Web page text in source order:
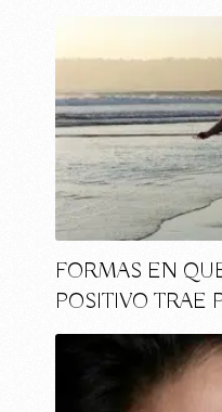
FORMAS EN
POSITIVO TRAE